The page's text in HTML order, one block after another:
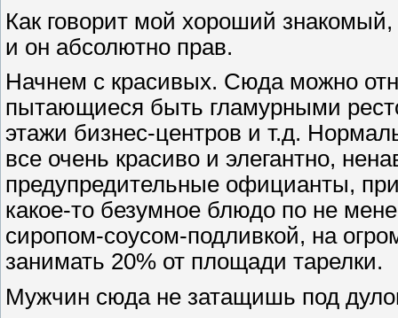
Как говорит мой хороший
и он абсолютно прав.
Начнем с красивых. Сюда можно
пытающиеся быть гламурными
этажи бизнес-центров и т.д.
все очень красиво и элегантно,
предупредительные официанты,
какое-то безумное блюдо по не
сиропом-соусом-подливкой, на
занимать 20% от площади тарелки.
Мужчин сюда не затащишь под